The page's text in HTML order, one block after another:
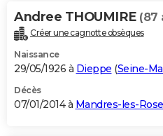
Andree THOUMIRE (87
Créer une cagnotte obsèques
Naissance
29/05/1926 à Dieppe (Seine-
Décès
07/01/2014 à Mandres-les-